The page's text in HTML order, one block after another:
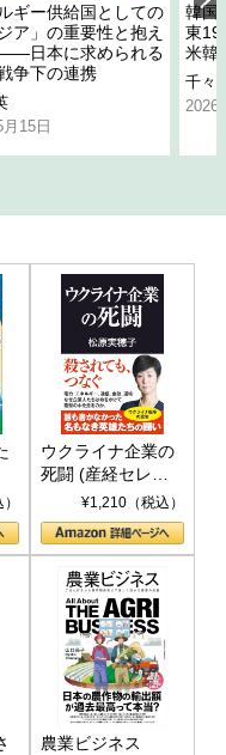
ギー供給国としての
ア」の重要性と抱え
日本に求められる
争下の連携
15日
韓国
東
米韓
千々
2026
ウクライナ企業の
死闘 (産経セレク
ト S 039)¥1,210（税込）
農業ビジネス